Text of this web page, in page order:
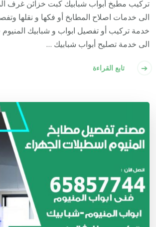
تركيب مطبخ أبواب شبابيك كبت خزائن غرف
الى خدمات اصلاح المطابخ أو فكها و نقلها
خدمة تركيب أو تفصيل ابواب و شبابيك
الى خدمة تصليح أبواب شبابيك …
تابع القراءة